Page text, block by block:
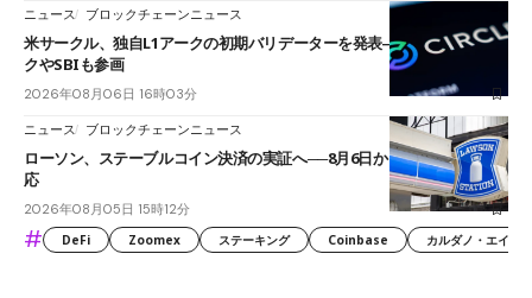
ニュース ブロックチェーンニュース
米サークル、独自L1アークの初期バリデーターを発表――ブラックロッ
クやSBIも参画
2026年08月06日 16時03分
ニュース ブロックチェーンニュース
ローソン、ステーブルコイン決済の実証へ──8月6日からJPYCやUSDC対
応
2026年08月05日 15時12分
# DeFi Zoomex ステーキング Coinbase カルダノ・エイ